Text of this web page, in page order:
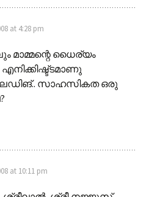
at 4:28 pm
മാമ്മന്റെ ധൈര്യം
എനിക്കിഷ്ട്ടമാണു
സാഹസികത ഒരു
at 10:11 pm